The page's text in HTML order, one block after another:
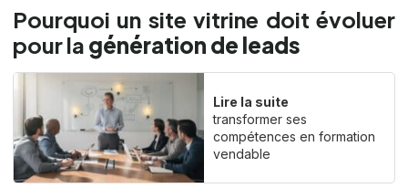
Pourquoi un site vitrine doit évoluer
pour la génération de leads
Lire la suite
transformer ses
compétences en formation
vendable